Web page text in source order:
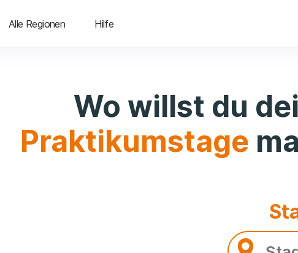
Alle Regionen Hilfe
Wo willst du
Praktikumstage